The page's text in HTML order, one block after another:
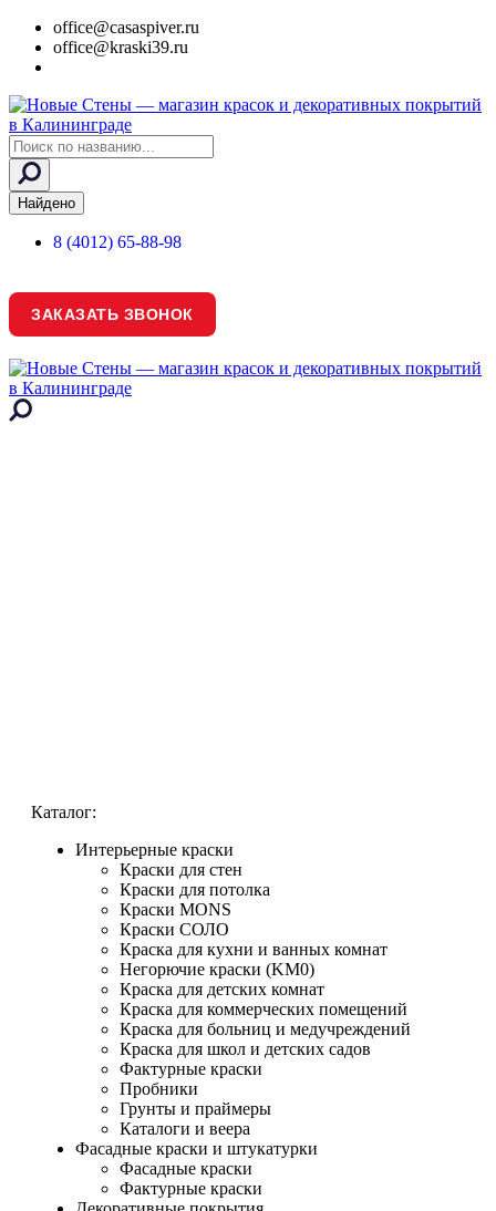
office@casaspiver.ru
office@kraski39.ru
Search
...
Найдено
8 (4012) 65-88-98
ЗАКАЗАТЬ ЗВОНОК
Каталог:
Интерьерные краски
Краски для стен
Краски для потолка
Краски MONS
Краски СОЛО
Краска для кухни и ванных комнат
Негорючие краски (KM0)
Краска для детских комнат
Краска для коммерческих помещений
Краска для больниц и медучреждений
Краска для школ и детских садов
Фактурные краски
Пробники
Грунты и праймеры
Каталоги и веера
Фасадные краски и штукатурки
Фасадные краски
Фактурные краски